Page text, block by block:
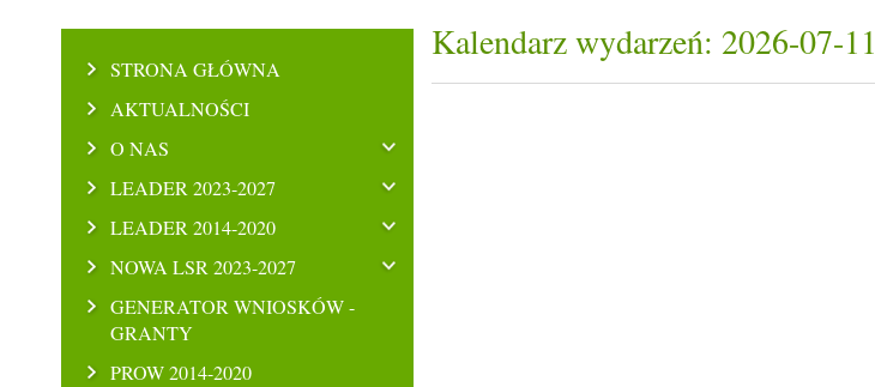
STRONA GŁÓWNA
AKTUALNOŚCI
O NAS
LEADER 2023-2027
LEADER 2014-2020
NOWA LSR 2023-2027
GENERATOR WNIOSKÓW -
GRANTY
PROW 2014-2020
Kalendarz wydarzeń: 2026-07-11